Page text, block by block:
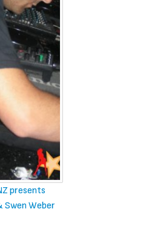
presents
Swen Weber